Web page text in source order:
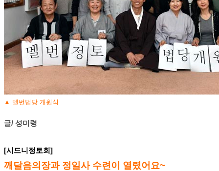
▲ 멜번법당 개원식
글/ 성미령
[시드니정토회]
깨달음의장과 정일사 수련이 열렸어요~